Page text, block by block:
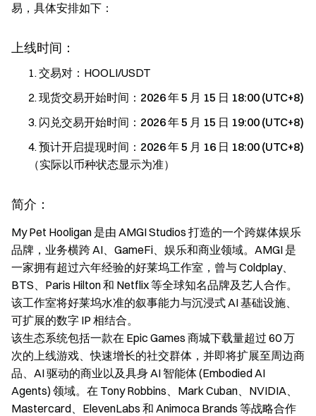
易，具体安排如下：
上线时间：
交易对：HOOLI/USDT
现货交易开始时间： 2026 年 5 月 15 日 18:00 (UTC+8)
闪兑交易开始时间： 2026 年 5 月 15 日 19:00 (UTC+8)
预计开启提现时间： 2026 年 5 月 16 日 18:00 (UTC+8)
（实际以币种状态显示为准）
简介：
My Pet Hooligan 是由 AMGI Studios 打造的一个跨媒体娱乐
品牌，业务横跨 AI、GameFi、娱乐和商业领域。AMGI 是
一家拥有超过六年经验的好莱坞工作室，曾与 Coldplay、
BTS、Paris Hilton 和 Netflix 等全球知名品牌及艺人合作。
该工作室将好莱坞水准的叙事能力与沉浸式 AI 基础设施、
可扩展的数字 IP 相结合。
该生态系统包括一款在 Epic Games 商城下载量超过 60 万
次的上线游戏、快速增长的社交群体，并即将扩展至周边商
品、AI 驱动的商业以及具身 AI 智能体 (Embodied AI
Agents) 领域。在 Tony Robbins、Mark Cuban、NVIDIA、
Mastercard、ElevenLabs 和 Animoca Brands 等战略合作